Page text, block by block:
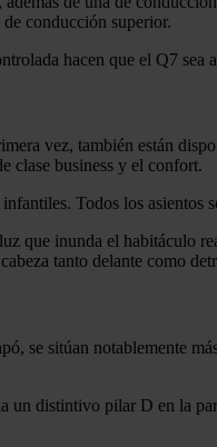
conducción superior.
hacen que el Q7 sea
vez, también están
clase business y el confort.
Todos los asientos
que inunda el habitáculo
tanto delante como
se sitúan notablemente
un distintivo pilar D en la